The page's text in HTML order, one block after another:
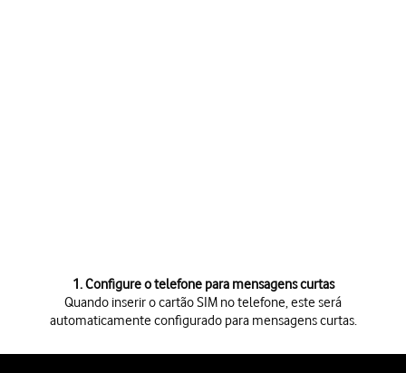
1. Configure o telefone para mensagens curtas
Quando inserir o cartão SIM no telefone, este será
automaticamente configurado para mensagens curtas.